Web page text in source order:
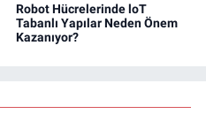
Robot Hücrelerinde loT
Tabanlı Yapılar Neden Önem
Kazanıyor?